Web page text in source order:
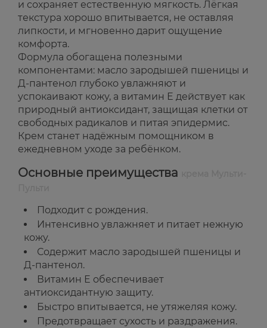
и сохраняет естественную мягкость. Лёгкая
текстура хорошо впитывается, не оставляя
липкости, и мгновенно дарит ощущение
комфорта.
Формула обогащена полезными
компонентами: масло зародышей пшеницы и
Д-пантенол глубоко увлажняют и
успокаивают кожу, а витамин Е действует как
природный антиоксидант, защищая клетки от
свободных радикалов и питая эпидермис.
Крем станет надёжным помощником в
ежедневном уходе за ребёнком.
Основные преимущества
Подходит с рождения.
Интенсивно увлажняет и питает нежную
кожу.
Содержит масло зародышей пшеницы и
Д-пантенол.
Витамин Е обеспечивает
антиоксидантную защиту.
Быстро впитывается, не утяжеляя кожу.
Предотвращает сухость и раздражения.